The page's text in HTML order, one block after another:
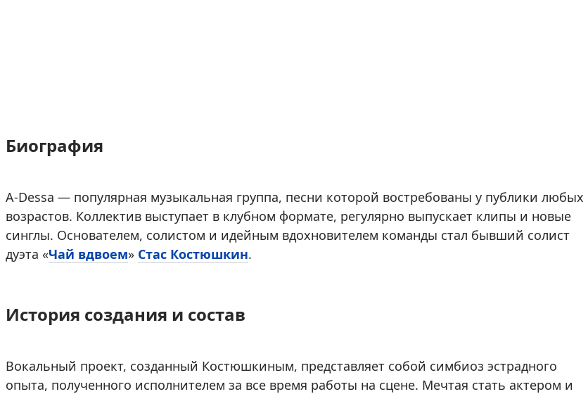
Биография
A-Dessa — популярная музыкальная группа, песни которой востребованы у публики любых
возрастов. Коллектив выступает в клубном формате, регулярно выпускает клипы и новые
синглы. Основателем, солистом и идейным вдохновителем команды стал бывший солист
дуэта «Чай вдвоем» Стас Костюшкин.
История создания и состав
Вокальный проект, созданный Костюшкиным, представляет собой симбиоз эстрадного
опыта, полученного исполнителем за все время работы на сцене. Мечтая стать актером и